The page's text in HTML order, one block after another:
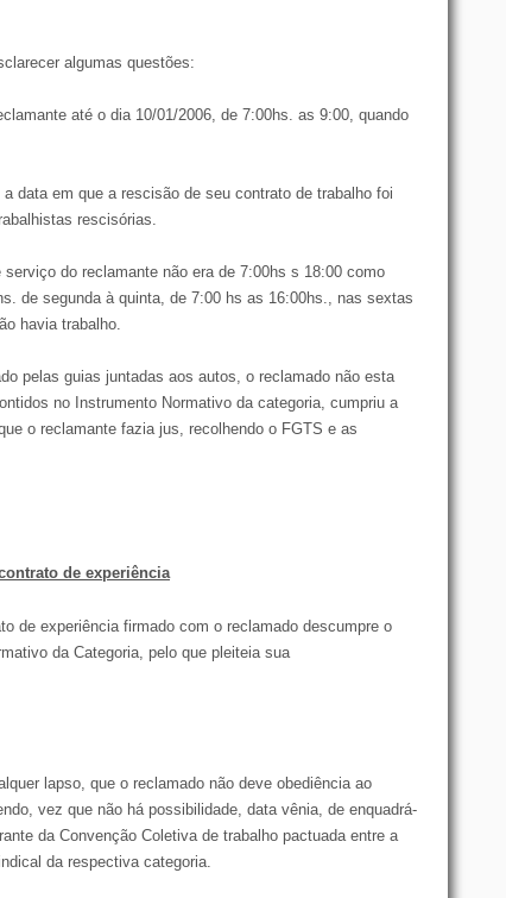
algumas questões:
até o dia 10/01/2006, de 7:00hs. as 9:00, quando
data em que a rescisão de seu contrato de trabalho foi
rescisórias.
serviço do reclamante não era de 7:00hs s 18:00 como
de segunda à quinta, de 7:00 hs as 16:00hs., nas sextas
havia trabalho.
pelas guias juntadas aos autos, o reclamado não esta
no Instrumento Normativo da categoria, cumpriu a
o reclamante fazia jus, recolhendo o FGTS e as
de experiência
de experiência firmado com o reclamado descumpre o
da Categoria, pelo que pleiteia sua
lapso, que o reclamado não deve obediência ao
vez que não há possibilidade, data vênia, de enquadrá-
da Convenção Coletiva de trabalho pactuada entre a
da respectiva categoria.